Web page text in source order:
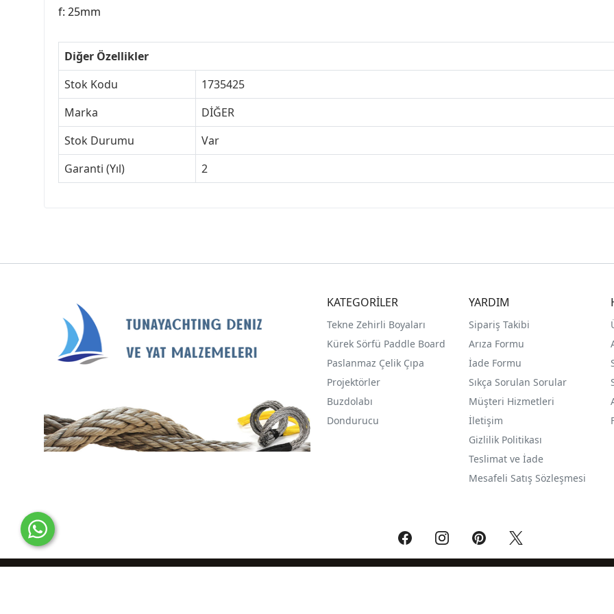
f: 25mm
Diğer Özellikler
Stok Kodu
1735425
Marka
DİĞER
Stok Durumu
Var
Garanti (Yıl)
2
KATEGORİLER
Tekne Zehirli Boyaları
Kürek Sörfü Paddle Board
Paslanmaz Çelik Çıpa
Projektörler
Buzdolabı
Dondurucu
YARDIM
Sipariş Takibi
Arıza Formu
İade Formu
Sıkça Sorulan Sorular
Müşteri Hizmetleri
İletişim
Gizlilik Politikası
Teslimat ve İade
Mesafeli Satış Sözleşmesi